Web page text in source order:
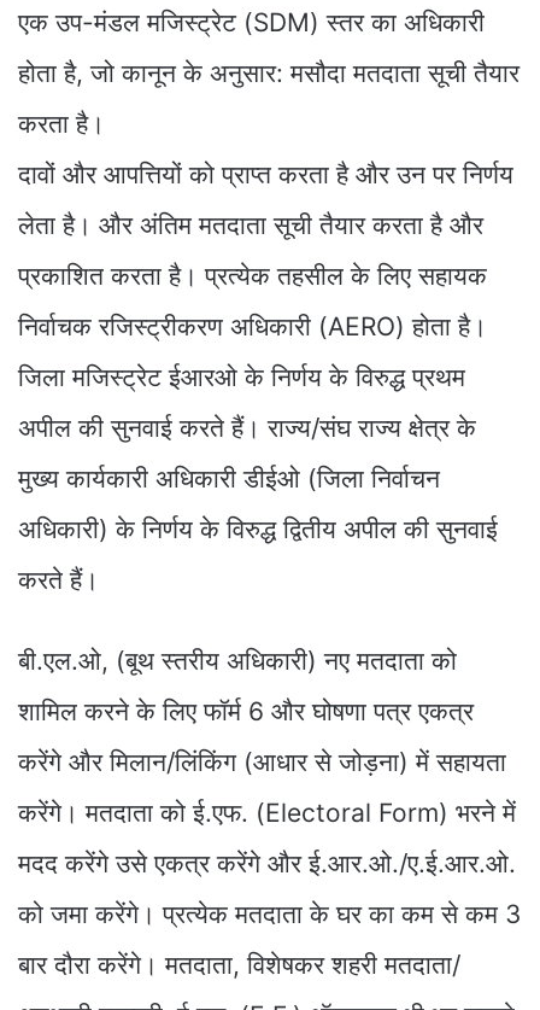
एक उप-मंडल मजिस्ट्रेट (SDM) स्तर का अधिकारी
होता है, जो कानून के अनुसार: मसौदा मतदाता सूची तैयार
करता है।
दावों और आपत्तियों को प्राप्त करता है और उन पर निर्णय
लेता है। और अंतिम मतदाता सूची तैयार करता है और
प्रकाशित करता है। प्रत्येक तहसील के लिए सहायक
निर्वाचक रजिस्ट्रीकरण अधिकारी (AERO) होता है।
जिला मजिस्ट्रेट ईआरओ के निर्णय के विरुद्ध प्रथम
अपील की सुनवाई करते हैं। राज्य/संघ राज्य क्षेत्र के
मुख्य कार्यकारी अधिकारी डीईओ (जिला निर्वाचन
अधिकारी) के निर्णय के विरुद्ध द्वितीय अपील की सुनवाई
करते हैं।
बी.एल.ओ, (बूथ स्तरीय अधिकारी) नए मतदाता को
शामिल करने के लिए फॉर्म 6 और घोषणा पत्र एकत्र
करेंगे और मिलान/लिंकिंग (आधार से जोड़ना) में सहायता
करेंगे। मतदाता को ई.एफ. (Electoral Form) भरने में
मदद करेंगे उसे एकत्र करेंगे और ई.आर.ओ./ए.ई.आर.ओ.
को जमा करेंगे। प्रत्येक मतदाता के घर का कम से कम 3
बार दौरा करेंगे। मतदाता, विशेषकर शहरी मतदाता/